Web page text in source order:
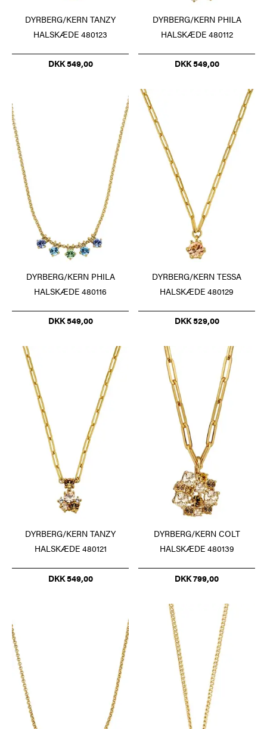
DYRBERG/KERN TANZY
HALSKÆDE 480123
DKK 549,00
DYRBERG/KERN PHILA
HALSKÆDE 480112
DKK 549,00
DYRBERG/KERN PHILA
HALSKÆDE 480116
DKK 549,00
DYRBERG/KERN TESSA
HALSKÆDE 480129
DKK 529,00
DYRBERG/KERN TANZY
HALSKÆDE 480121
DKK 549,00
DYRBERG/KERN COLT
HALSKÆDE 480139
DKK 799,00